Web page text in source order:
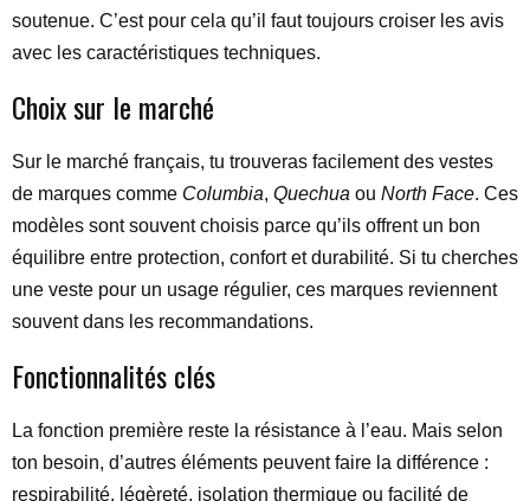
soutenue. C’est pour cela qu’il faut toujours croiser les avis
avec les caractéristiques techniques.
Choix sur le marché
Sur le marché français, tu trouveras facilement des vestes
de marques comme Columbia, Quechua ou North Face. Ces
modèles sont souvent choisis parce qu’ils offrent un bon
équilibre entre protection, confort et durabilité. Si tu cherches
une veste pour un usage régulier, ces marques reviennent
souvent dans les recommandations.
Fonctionnalités clés
La fonction première reste la résistance à l’eau. Mais selon
ton besoin, d’autres éléments peuvent faire la différence :
respirabilité, légèreté, isolation thermique ou facilité de